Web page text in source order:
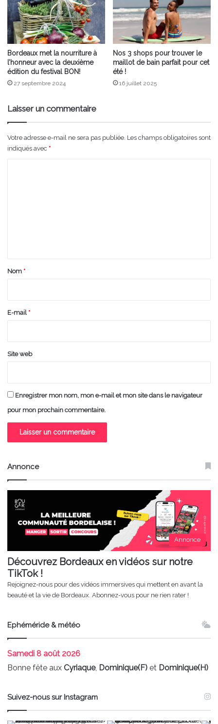
Bordeaux met la nourriture à
l’honneur avec la deuxième
édition du festival BON!
27 septembre 2024
Nos 3 shops pour trouver le
maillot de bain parfait pour cet
été !
16 juillet 2025
Laisser un commentaire
Votre adresse e-mail ne sera pas publiée. Les champs obligatoires sont
indiqués avec *
a
e
Nom *
E-mail *
Site web
Enregistrer mon nom, mon e-mail et mon site dans le navigateur
pour mon prochain commentaire.
Annonce
Annonce
Découvrez Bordeaux en vidéos sur notre
TikTok !
Rejoignez-nous pour des vidéos immersives qui mettent en avant la
beauté et la vie de Bordeaux. Abonnez-vous pour ne rien rater !
Ephéméride & météo
Samedi 8 août 2026
Bonne fête aux Cyriaque, Dominique(F) et Dominique(H)
Suivez-nous sur Instagram